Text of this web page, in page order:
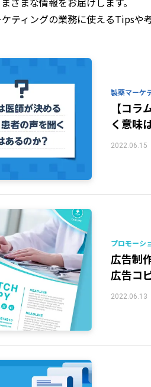
ティングの業務に使えるTips
製薬マーケ
【コ
く意味
2022.06.15
プロモーシ
広告制
広告コ
2022.06.13